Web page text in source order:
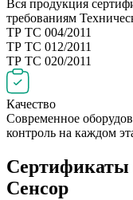
Вся продукция
требованиям
ТР ТС 004/2011
ТР ТС 012/2011
ТР ТС 020/2011
Качество
Современное
контроль на каждом
Сертификаты
Сенсор